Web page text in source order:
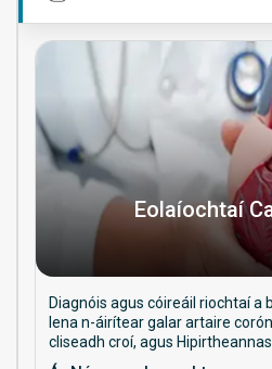
Eolaíochtaí
Diagnóis agus cóireáil riochtaí a
lena n-áirítear galar artaire
cliseadh croí, agus
coisctheach, nósanna imeachta